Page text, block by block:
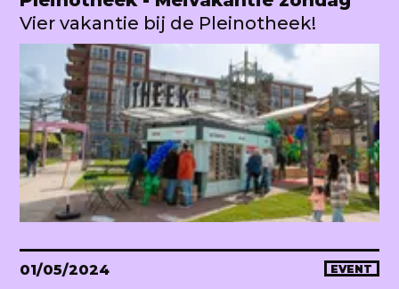
Vier vakantie bij de Pleinotheek!
01/05/2024 EVENT